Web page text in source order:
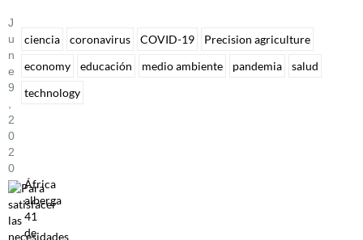
J
U
N
E
9
2
0
2
0
África
alberga
41
de
ciencia coronavirus COVID-19
Precision agriculture
economy
educación medio ambiente pandemia
salud
technology